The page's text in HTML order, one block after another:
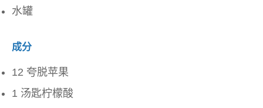
水罐
成分
12 夸脱苹果
1 汤匙柠檬酸